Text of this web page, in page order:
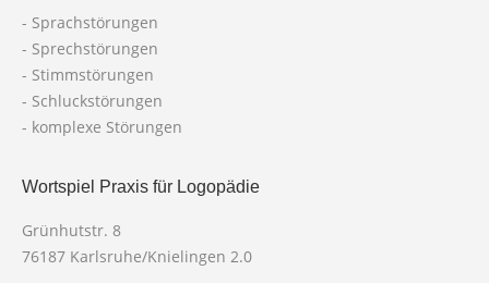
- Sprachstörungen
- Sprechstörungen
- Stimmstörungen
- Schluckstörungen
- komplexe Störungen
Wortspiel Praxis für Logopädie
Grünhutstr. 8
76187 Karlsruhe/Knielingen 2.0